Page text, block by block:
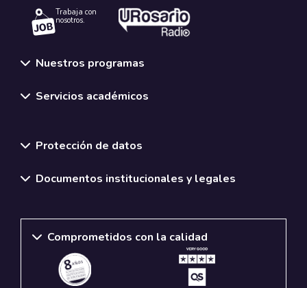
Trabaja con
nosotros.
Nuestros programas
Servicios académicos
Protección de datos
Documentos institucionales y legales
Comprometidos con la calidad